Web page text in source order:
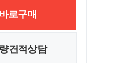
바로구매
견적상담